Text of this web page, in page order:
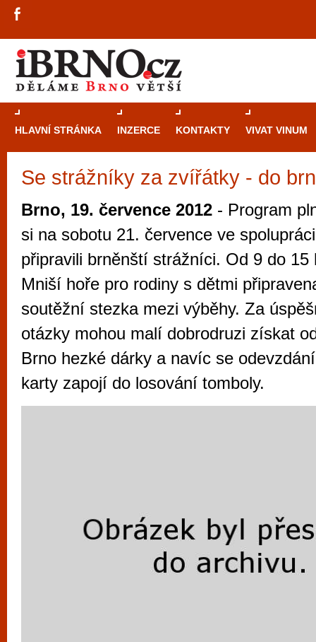
HLAVNÍ STRÁNKA INZERCE KONTAKTY VIVAT VINUM
Se strážníky za zvířátky - do
Brno, 19. července 2012 - Program
si na sobotu 21. července ve
připravili brněnští strážníci. Od 9 do 15
Mniší hoře pro rodiny s dětmi
soutěžní stezka mezi výběhy. Za
otázky mohou malí dobrodruzi získat
Brno hezké dárky a navíc se
karty zapojí do losování tomboly.
Průvodce
Brně: Od
automaty
Brno je
zajímavé
restaurace,
Mimo jiné je ale také místem, kde si
vyzkoušet různé kasinové hry. V
metropoli naleznete širokou nabídku her
po moderní automaty jak pro pravidelné
příležitostné hráče. V...